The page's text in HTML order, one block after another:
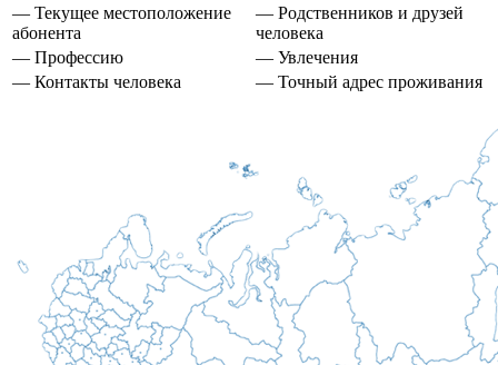
— Текущее местоположение
абонента
— Родственников и друзей
человека
— Профессию
— Увлечения
— Контакты человека
— Точный адрес проживания